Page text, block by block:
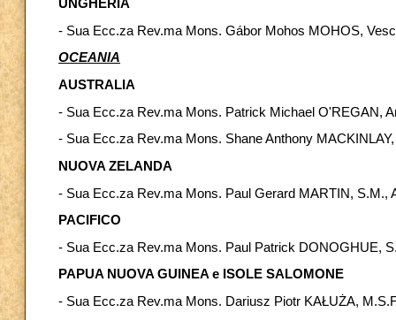
UNGHERIA
- Sua Ecc.za Rev.ma Mons. Gábor Mohos MOHOS,
OCEANIA
AUSTRALIA
- Sua Ecc.za Rev.ma Mons. Patrick Michael O'REGAN,
- Sua Ecc.za Rev.ma Mons. Shane Anthony
NUOVA ZELANDA
- Sua Ecc.za Rev.ma Mons. Paul Gerard MARTIN, S.M.,
PACIFICO
- Sua Ecc.za Rev.ma Mons. Paul Patrick DONOGHUE,
PAPUA NUOVA GUINEA e ISOLE SALOMONE
- Sua Ecc.za Rev.ma Mons. Dariusz Piotr KAŁUŻA,